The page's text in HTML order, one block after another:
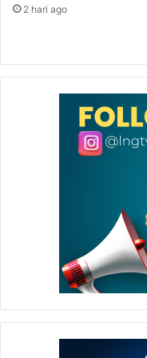
Ucapan selamat
CEO Badak LNG Didik
pekerja yang
Satu. Penghargaan ini
perusahaan atas hasil
sebelumnya.
bentuk komitmen
pemgembangan
2 hari ago